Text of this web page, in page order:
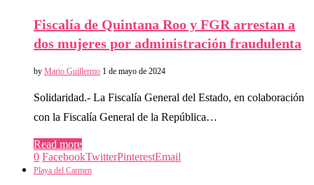
Fiscalía de Quintana Roo y FGR arrestan a
dos mujeres por administración fraudulenta
by Mario Guillermo 1 de mayo de 2024
Solidaridad.- La Fiscalía General del Estado, en colaboración
con la Fiscalía General de la República…
Read more
0 FacebookTwitterPinterestEmail
Playa del Carmen